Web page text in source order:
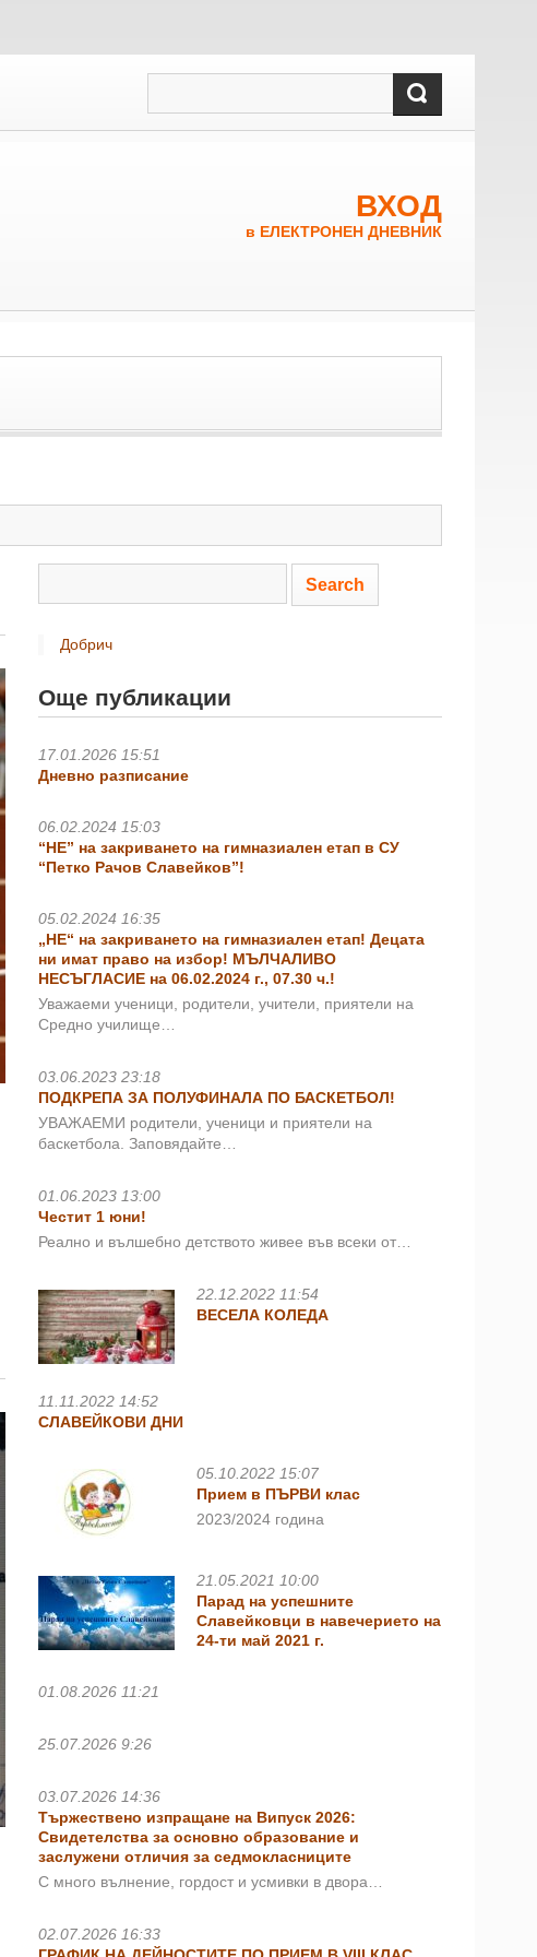
ВХОД
в ЕЛЕКТРОНЕН ДНЕВНИК
Добрич
Още публикации
17.01.2026 15:51
Дневно разписание
06.02.2024 15:03
“НЕ” на закриването на гимназиален етап в СУ
“Петко Рачов Славейков”!
05.02.2024 16:35
„НЕ“ на закриването на гимназиален етап! Децата
ни имат право на избор! МЪЛЧАЛИВО
НЕСЪГЛАСИЕ на 06.02.2024 г., 07.30 ч.!
Уважаеми ученици, родители, учители, приятели на
Средно училище…
03.06.2023 23:18
ПОДКРЕПА ЗА ПОЛУФИНАЛА ПО БАСКЕТБОЛ!
УВАЖАЕМИ родители, ученици и приятели на
баскетбола. Заповядайте…
01.06.2023 13:00
Честит 1 юни!
Реално и вълшебно детството живее във всеки от…
22.12.2022 11:54
ВЕСЕЛА КОЛЕДА
11.11.2022 14:52
СЛАВЕЙКОВИ ДНИ
05.10.2022 15:07
Прием в ПЪРВИ клас
2023/2024 година
21.05.2021 10:00
Парад на успешните
Славейковци в навечерието на
24-ти май 2021 г.
01.08.2026 11:21
25.07.2026 9:26
03.07.2026 14:36
Тържествено изпращане на Випуск 2026:
Свидетелства за основно образование и
заслужени отличия за седмокласниците
С много вълнение, гордост и усмивки в двора…
02.07.2026 16:33